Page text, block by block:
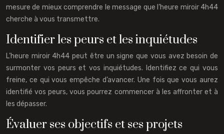
mesure de mieux comprendre le message que l’heure miroir 4h44
cherche à vous transmettre.
Identifier les peurs et les inquiétudes
L’heure miroir 4h44 peut être un signe que vous avez besoin de
surmonter vos peurs et vos inquiétudes. Identifiez ce qui vous
freine, ce qui vous empêche d’avancer. Une fois que vous aurez
identifié vos peurs, vous pourrez commencer à les affronter et à
les dépasser.
Évaluer ses objectifs et ses projets